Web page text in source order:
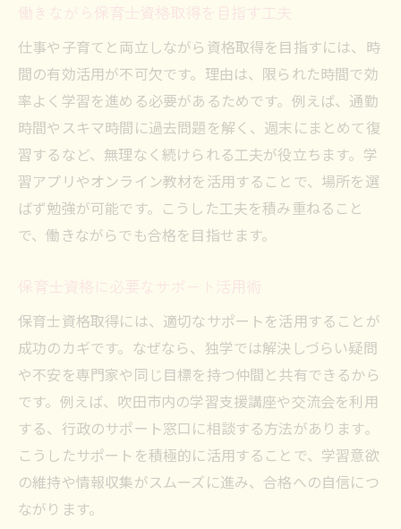
保育士試験 大阪会場の選び方と注意点
試験当日の流れと事前準備のポイント
保育士資格取得に向けた持ち物リスト
吹田市周辺の試験会場アクセス情報
効率よく会場入りするための事前準備法
保育士試験当日に役立つリラックス法
保育士資格取得後のキャリアアップ戦略
保育士資格取得後の主な就職先と選び方
保育士の転職活動に役立つ情報収集術
公務員保育士としてのキャリアパスを解説
保育士資格を活かすスキルアップ方法
資格取得後の現場経験と研修活用のポイン
ト
合格に近づくための地域支援策と相談窓口活用
吹田市の保育士支援センター活用法
保育士資格取得を支える相談窓口の特徴
働きながら保育士資格取得を目指す工夫
仕事や子育てと両立しながら資格取得を目指すには、時
間の有効活用が不可欠です。理由は、限られた時間で効
率よく学習を進める必要があるためです。例えば、通勤
時間やスキマ時間に過去問題を解く、週末にまとめて復
習するなど、無理なく続けられる工夫が役立ちます。学
習アプリやオンライン教材を活用することで、場所を選
ばず勉強が可能です。こうした工夫を積み重ねること
で、働きながらでも合格を目指せます。
保育士資格に必要なサポート活用術
保育士資格取得には、適切なサポートを活用することが
成功のカギです。なぜなら、独学では解決しづらい疑問
や不安を専門家や同じ目標を持つ仲間と共有できるから
です。例えば、吹田市内の学習支援講座や交流会を利用
する、行政のサポート窓口に相談する方法があります。
こうしたサポートを積極的に活用することで、学習意欲
の維持や情報収集がスムーズに進み、合格への自信につ
ながります。